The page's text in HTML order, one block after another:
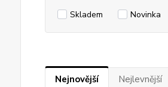
Skladem Novinka
Nejnovější Nejlevnější